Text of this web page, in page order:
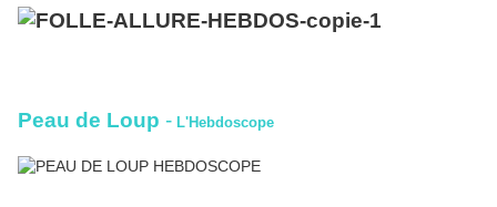
Peau de Loup - L'Hebdoscope